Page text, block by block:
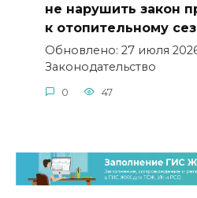
не нарушить закон
к отопительному
Обновлено: 27 июля
Законодательство
0 47